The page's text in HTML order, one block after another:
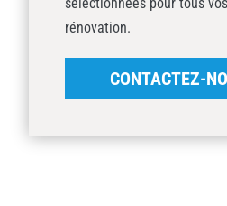
rénovation.
CONTACTEZ-